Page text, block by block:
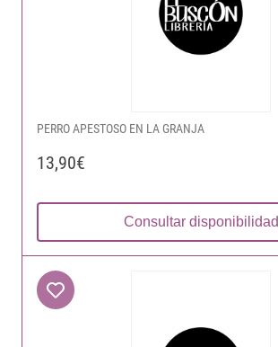
PERRO APESTOSO EN LA GRANJA
13,90€
Consultar disponibilidad